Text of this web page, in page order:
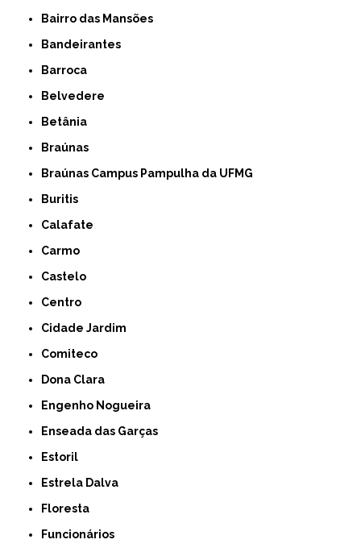
Bairro das Mansões
Bandeirantes
Barroca
Belvedere
Betânia
Braúnas
Braúnas Campus Pampulha da UFMG
Buritis
Calafate
Carmo
Castelo
Centro
Cidade Jardim
Comiteco
Dona Clara
Engenho Nogueira
Enseada das Garças
Estoril
Estrela Dalva
Floresta
Funcionários